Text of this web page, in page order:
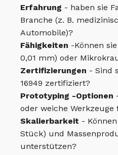
Erfahrung - haben sie
Branche (z. B.
Automobile)?
Fähigkeiten -Können
0,01 mm) oder
Zertifizierungen - Sind
16949 zertifiziert?
Prototyping -Optionen
oder weiche
Skalierbarkeit -
Stück) und
unterstützen?